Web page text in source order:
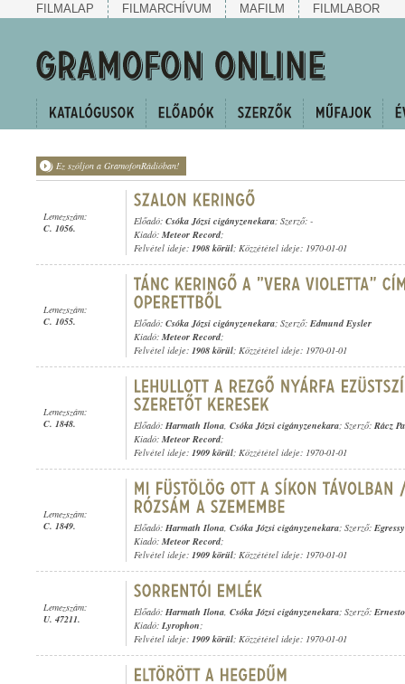
FILMALAP FILMARCHÍVUM MAFILM FILMLABOR
Ez szóljon a GramofonRádióban!
Lemezszám:
C. 1056.
Előadó: Csóka Józsi cigányzenekara; Szerző: -
Kiadó: Meteor Record;
Felvétel ideje: 1908 körül; Közzététel ideje: 1970-01-01
Lemezszám:
C. 1055.
Előadó: Csóka Józsi cigányzenekara; Szerző: Edmund Eysler
Kiadó: Meteor Record;
Felvétel ideje: 1908 körül; Közzététel ideje: 1970-01-01
Lemezszám:
C. 1848.
Előadó: Harmath Ilona, Csóka Józsi cigányzenekara; Szerző: Rácz
Kiadó: Meteor Record;
Felvétel ideje: 1909 körül; Közzététel ideje: 1970-01-01
Lemezszám:
C. 1849.
Előadó: Harmath Ilona, Csóka Józsi cigányzenekara; Szerző:
Kiadó: Meteor Record;
Felvétel ideje: 1909 körül; Közzététel ideje: 1970-01-01
Lemezszám:
U. 47211.
Előadó: Harmath Ilona, Csóka Józsi cigányzenekara; Szerző:
Kiadó: Lyrophon;
Felvétel ideje: 1909 körül; Közzététel ideje: 1970-01-01